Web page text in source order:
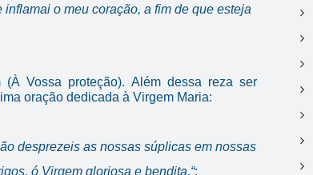
o meu coração, a fim de que esteja
Vossa proteção). Além dessa reza ser
oração dedicada à Virgem Maria:
desprezeis as nossas súplicas em nossas
ó Virgem gloriosa e bendita.“;